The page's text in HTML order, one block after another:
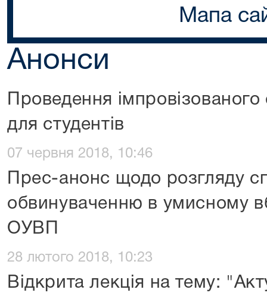
Мапа
Анонси
Проведення
для студентів
07 червня 2018, 10:46
Прес-анонс щодо розгляду
обвинуваченню в умисному
ОУВП
28 лютого 2018, 10:23
Відкрита лекція на тему: